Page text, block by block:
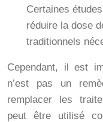
Certaines
réduire la dose
traditionnels
Cependant, il est
n’est pas un
remplacer les
peut être utilisé